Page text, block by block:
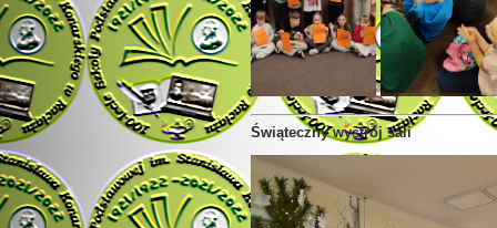
Świąteczny wystrój sali